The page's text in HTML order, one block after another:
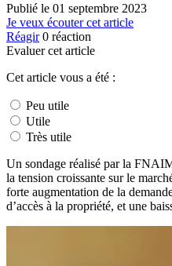
Publié le 01 septembre 2023
Je veux écouter cet article
Réagir 0 réaction
Evaluer cet article
Cet article vous a été :
Peu utile
Utile
Très utile
Un sondage réalisé par la
la tension croissante sur le
forte augmentation de la
d’accès à la propriété, et une